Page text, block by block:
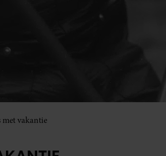
vakantie